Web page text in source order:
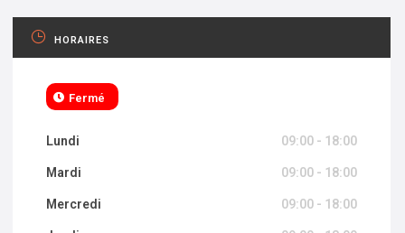
HORAIRES
Fermé
Lundi 09:00 - 18:00
Mardi 09:00 - 18:00
Mercredi 09:00 - 18:00